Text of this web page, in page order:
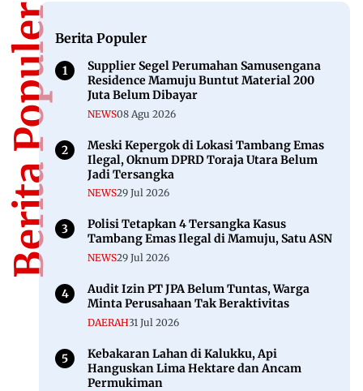
Berita PopulerBerita Populer
Supplier Segel Perumahan Samusengana
Residence Mamuju Buntut Material 200
Juta Belum Dibayar
NEWS08 Agu 2026
Meski Kepergok di Lokasi Tambang Emas
Ilegal, Oknum DPRD Toraja Utara Belum
Jadi Tersangka
NEWS29 Jul 2026
Polisi Tetapkan 4 Tersangka Kasus
Tambang Emas Ilegal di Mamuju, Satu ASN
NEWS29 Jul 2026
Audit Izin PT JPA Belum Tuntas, Warga
Minta Perusahaan Tak Beraktivitas
DAERAH31 Jul 2026
Kebakaran Lahan di Kalukku, Api
Hanguskan Lima Hektare dan Ancam
Permukiman